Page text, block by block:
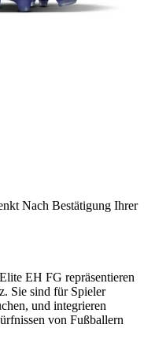
Nach Bestätigung Ihrer
EH FG repräsentieren
Sie sind für Spieler
und integrieren
von Fußballern